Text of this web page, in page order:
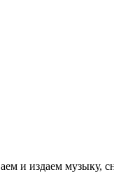
и издаем